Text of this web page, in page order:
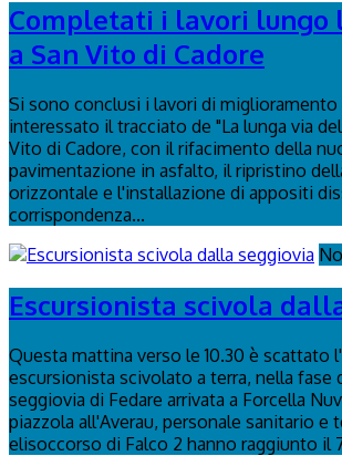
Completati i lavori lungo
a San Vito di Cadore
Si sono conclusi i lavori di miglioramento
interessato il tracciato de "La lunga via
Vito di Cadore, con il rifacimento della
pavimentazione in asfalto, il ripristino
orizzontale e l'installazione di appositi
corrispondenza...
Escursionista scivola
Questa mattina verso le 10.30 è scattato
escursionista scivolato a terra, nella fase
seggiovia di Fedare arrivata a Forcella
piazzola all'Averau, personale sanitario e
elisoccorso di Falco 2 hanno raggiunto il